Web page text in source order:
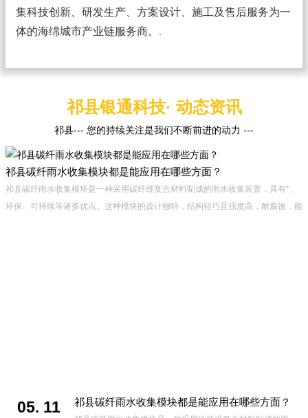
集科技创新、研发生产、方案设计、施工及售后服务为一
体的海绵城市产业链服务商。 .
祁县银通科技· 动态资讯
祁县--- 您的持续关注是我们不断前进的动力 ---
祁县碳纤雨水收集模块都是能应用在哪些方面？
祁县碳纤雨水收集模块是一种采用碳纤维复合材料制成的雨水收集装置，具有*、
环保、可持续等诸多优点。这种模块的设计独特，结构轻巧且强度高，耐腐蚀，能
05. 11 祁县碳纤雨水收集模块都是能应用在哪些方面？